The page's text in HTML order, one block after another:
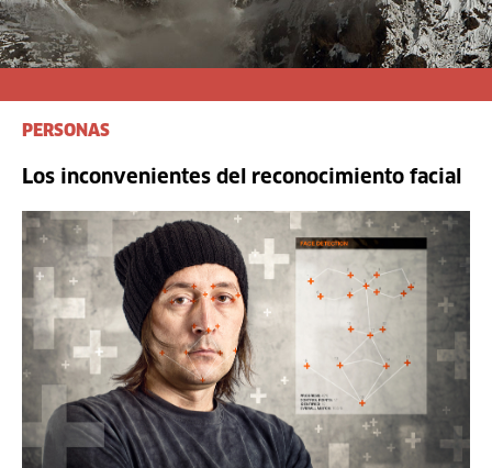
PERSONAS
Los inconvenientes del reconocimiento facial